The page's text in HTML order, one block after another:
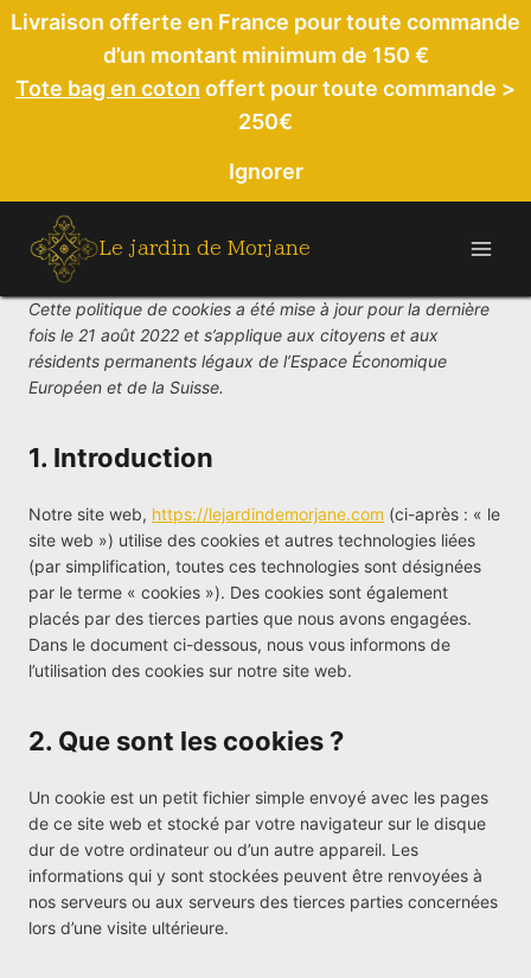
Aller
contenu
Livraison offerte en France pour toute commande
d’un montant minimum de 150 €
Tote bag en coton offert pour toute commande >
250€
Ignorer
Le jardin de Morjane
Cette politique de cookies a été mise à jour pour la dernière
fois le 21 août 2022 et s’applique aux citoyens et aux
résidents permanents légaux de l’Espace Économique
Européen et de la Suisse.
1. Introduction
Notre site web, https://lejardindemorjane.com (ci-après : « le
site web ») utilise des cookies et autres technologies liées
(par simplification, toutes ces technologies sont désignées
par le terme « cookies »). Des cookies sont également
placés par des tierces parties que nous avons engagées.
Dans le document ci-dessous, nous vous informons de
l’utilisation des cookies sur notre site web.
2. Que sont les cookies ?
Un cookie est un petit fichier simple envoyé avec les pages
de ce site web et stocké par votre navigateur sur le disque
dur de votre ordinateur ou d’un autre appareil. Les
informations qui y sont stockées peuvent être renvoyées à
nos serveurs ou aux serveurs des tierces parties concernées
lors d’une visite ultérieure.